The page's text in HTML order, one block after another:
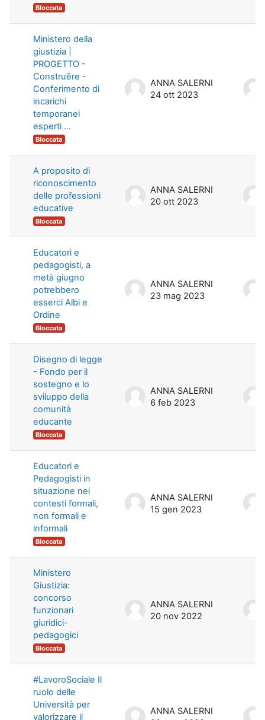
Bloccata
Ministero della
giustizia |
PROGETTO -
Construĕre -
Conferimento di
incarichi
temporanei
esperti ...
Bloccata
ANNA SALERNI
24 ott 2023
A proposito di
riconoscimento
delle professioni
educative
Bloccata
ANNA SALERNI
20 ott 2023
Educatori e
pedagogisti, a
metà giugno
potrebbero
esserci Albi e
Ordine
Bloccata
ANNA SALERNI
23 mag 2023
Disegno di legge
- Fondo per il
sostegno e lo
sviluppo della
comunità
educante
Bloccata
ANNA SALERNI
6 feb 2023
Educatori e
Pedagogisti in
situazione nei
contesti formali,
non formali e
informali
Bloccata
ANNA SALERNI
15 gen 2023
Ministero
Giustizia:
concorso
funzionari
giuridici-
pedagogici
Bloccata
ANNA SALERNI
20 nov 2022
#LavoroSociale Il
ruolo delle
Università per
valorizzare il
ANNA SALERNI